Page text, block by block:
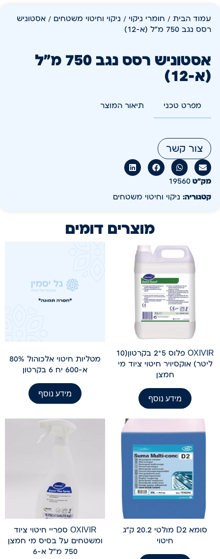
עמוד הבית / חומרי ניקוי / ניקוי וחיטוי משטחים / אסטוניש
רסס נגב 750 מ"ל (א-12)
אסטוניש רסס נגב 750 מ"ל
(א-12)
מפרט טכני תיאור המוצר
צור קשר
מק״ט 19560
קטגוריה: ניקוי וחיטוי משטחים
מוצרים דומים
OXIVIR פלוס 5*2 בקרטון(10
ליטר) אוקסיויר חיטוי ציוד מי
חמצן
מידע נוסף
מטליות חיטוי אלכוהול 80%
א-600 יח 6 בקרטון
מידע נוסף
סומא D2 מולטי 20.2 ק"ג
חיטוי
OXIVIR ספריי חיטוי ציוד
ומשטחים על בסיס מי חמצן
750 מ"ל א-6